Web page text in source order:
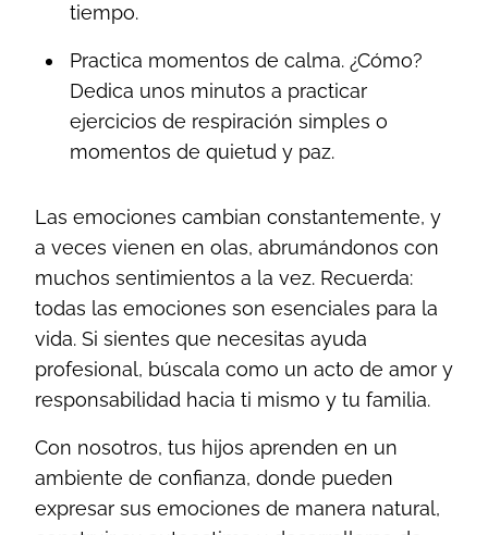
tiempo.
Practica momentos de calma. ¿Cómo?
Dedica unos minutos a practicar
ejercicios de respiración simples o
momentos de quietud y paz.
Las emociones cambian constantemente, y
a veces vienen en olas, abrumándonos con
muchos sentimientos a la vez. Recuerda:
todas las emociones son esenciales para la
vida. Si sientes que necesitas ayuda
profesional, búscala como un acto de amor y
responsabilidad hacia ti mismo y tu familia.
Con nosotros, tus hijos aprenden en un
ambiente de confianza, donde pueden
expresar sus emociones de manera natural,